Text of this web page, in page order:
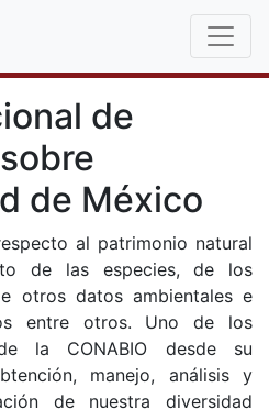
de
de México
al patrimonio natural
de las especies, de los
otros datos ambientales e
entre otros. Uno de los
la CONABIO desde su
manejo, análisis y
de nuestra diversidad